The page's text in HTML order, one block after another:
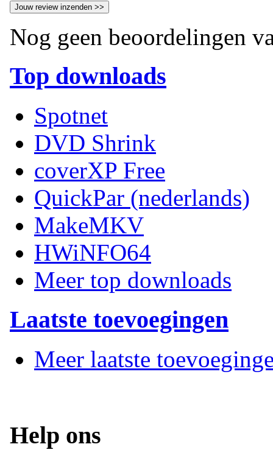
Nog geen beoordelingen
Top downloads
Spotnet
DVD Shrink
coverXP Free
QuickPar (nederlands)
MakeMKV
HWiNFO64
Meer top downloads
Laatste toevoegingen
Meer laatste
Help ons